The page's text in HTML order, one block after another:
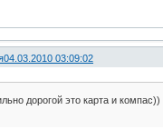
04.03.2010 03:09:02
дорогой это карта и компас))